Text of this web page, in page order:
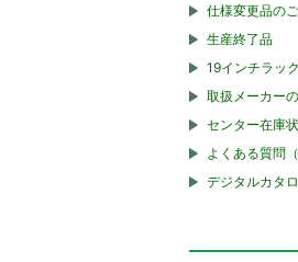
仕様変更品の
生産終了品
19インチラッ
取扱メーカー
センター在庫
よくある質問（
デジタルカタ